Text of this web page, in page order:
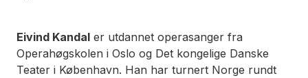
Eivind Kandal er utdannet operasanger fra
Operahøgskolen i Oslo og Det kongelige Danske
Teater i København. Han har turnert Norge rundt